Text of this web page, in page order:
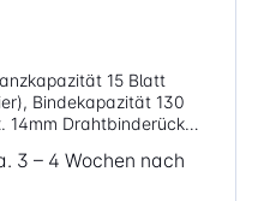
Bindekapazität 130
14mm Drahtbinderücken
Stanzen dank
Stanzhebel
zur
3 – 4 Wochen nach